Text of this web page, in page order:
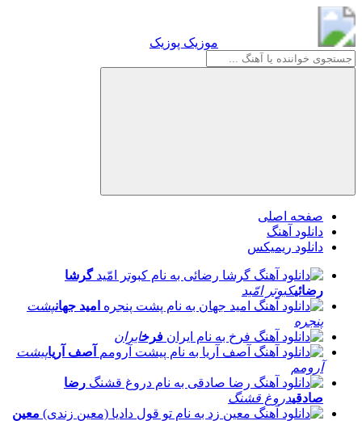
موزیک پوزیک
صفحه اصلی
دانلود آهنگ
دانلود ریمیکس
گرشا
رضائیکبوتر امّید
امید جهانپشت
پنجره
فرخایران
آصف آریاپیشت
آرومم
رضا
صادقیدروغ قشنگ
معین